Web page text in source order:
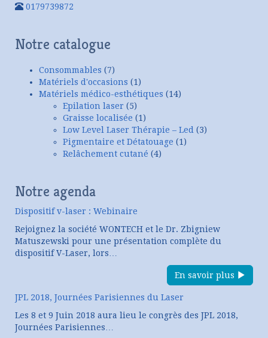
0179739872
Notre catalogue
Consommables (7)
Matériels d'occasions (1)
Matériels médico-esthétiques (14)
Epilation laser (5)
Graisse localisée (1)
Low Level Laser Thérapie – Led (3)
Pigmentaire et Détatouage (1)
Relâchement cutané (4)
Notre agenda
Dispositif v-laser : Webinaire
Rejoignez la société WONTECH et le Dr. Zbigniew
Matuszewski pour une présentation complète du
dispositif V-Laser, lors…
En savoir plus
JPL 2018, Journées Parisiennes du Laser
Les 8 et 9 Juin 2018 aura lieu le congrès des JPL 2018,
Journées Parisiennes…